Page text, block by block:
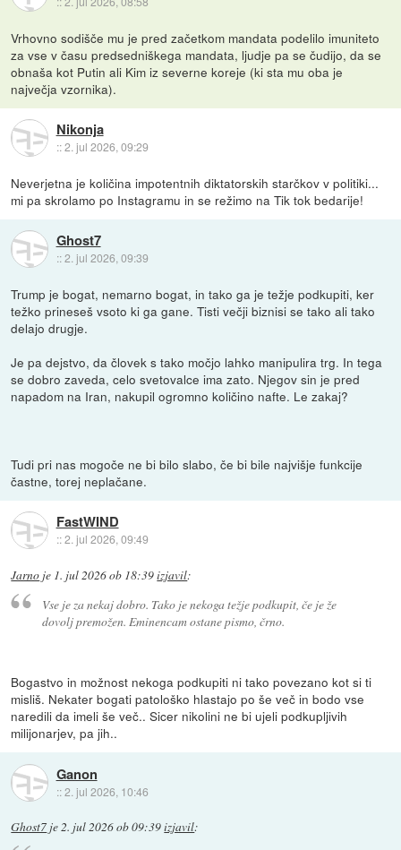
Vrhovno sodišče mu je pred začetkom mandata podelilo imuniteto
za vse v času predsedniškega mandata, ljudje pa se čudijo, da se
obnaša kot Putin ali Kim iz severne koreje (ki sta mu oba je
največja vzornika).
Nikonja
::2. jul 2026, 09:29
Neverjetna je količina impotentnih diktatorskih starčkov v politiki...
mi pa skrolamo po Instagramu in se režimo na Tik tok bedarije!
Ghost7
::2. jul 2026, 09:39
Trump je bogat, nemarno bogat, in tako ga je težje podkupiti, ker
težko prineseš vsoto ki ga gane. Tisti večji biznisi se tako ali tako
delajo drugje.
Je pa dejstvo, da človek s tako močjo lahko manipulira trg. In tega
se dobro zaveda, celo svetovalce ima zato. Njegov sin je pred
napadom na Iran, nakupil ogromno količino nafte. Le zakaj?
Tudi pri nas mogoče ne bi bilo slabo, če bi bile najvišje funkcije
častne, torej neplačane.
FastWIND
::2. jul 2026, 09:49
Jarno je 1. jul 2026 ob 18:39izjavil:
Vse je za nekaj dobro. Tako je nekoga težje podkupit, če je že
dovolj premožen. Eminencam ostane pismo, črno.
Bogastvo in možnost nekoga podkupiti ni tako povezano kot si ti
misliš. Nekater bogati patološko hlastajo po še več in bodo vse
naredili da imeli še več.. Sicer nikolini ne bi ujeli podkupljivih
milijonarjev, pa jih..
Ganon
::2. jul 2026, 10:46
Ghost7 je2. jul 2026 ob 09:39izjavil: